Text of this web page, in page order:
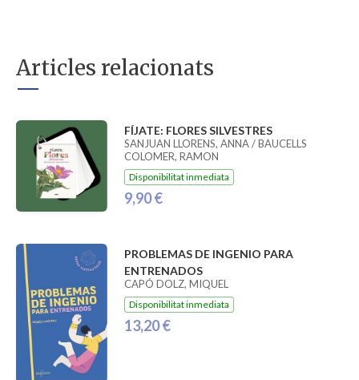
Articles relacionats
FÍJATE: FLORES SILVESTRES
SANJUAN LLORENS, ANNA / BAUCELLS
COLOMER, RAMON
Disponibilitat inmediata
9,90 €
PROBLEMAS DE INGENIO PARA
ENTRENADOS
CAPÓ DOLZ, MIQUEL
Disponibilitat inmediata
13,20 €